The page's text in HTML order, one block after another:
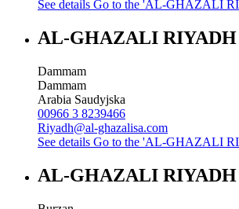
See details Go to the 'AL-GHAZALI
AL-GHAZALI RIYADH
Dammam
Dammam
Arabia Saudyjska
00966 3 8239466
Riyadh@al-ghazalisa.com
See details Go to the 'AL-GHAZALI
AL-GHAZALI RIYADH